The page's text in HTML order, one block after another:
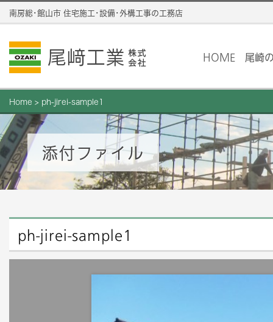
南房総･館山市 住宅施工･設備･外構工事の工務店
HOME 尾崎
Home > ph-jirei-sample1
添付ファイル
ph-jirei-sample1